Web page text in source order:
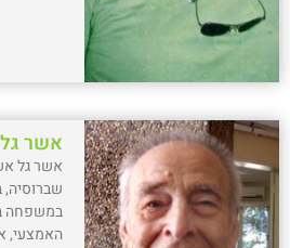
אשר גל
שברוסיה,
במשפחה
האמצעי,